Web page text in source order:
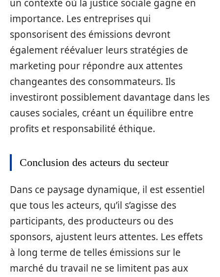
un contexte où la justice sociale gagne en
importance. Les entreprises qui
sponsorisent des émissions devront
également réévaluer leurs stratégies de
marketing pour répondre aux attentes
changeantes des consommateurs. Ils
investiront possiblement davantage dans les
causes sociales, créant un équilibre entre
profits et responsabilité éthique.
Conclusion des acteurs du secteur
Dans ce paysage dynamique, il est essentiel
que tous les acteurs, qu’il s’agisse des
participants, des producteurs ou des
sponsors, ajustent leurs attentes. Les effets
à long terme de telles émissions sur le
marché du travail ne se limitent pas aux